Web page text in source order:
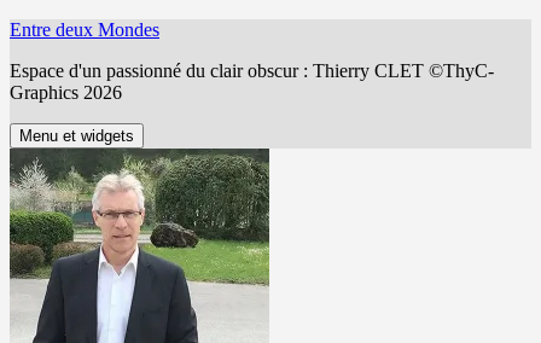
Aller
contenu
Entre deux Mondes
Espace d'un passionné du clair obscur : Thierry CLET ©ThyC-
Graphics 2026
Menu et widgets